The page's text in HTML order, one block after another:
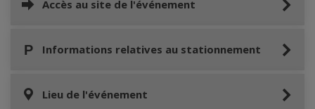
Accès au site de l'événement
Informations relatives au stationnement
Lieu de l'événement